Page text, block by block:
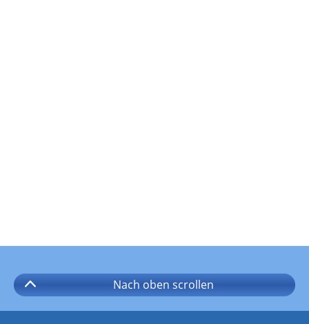
Nach oben scrollen